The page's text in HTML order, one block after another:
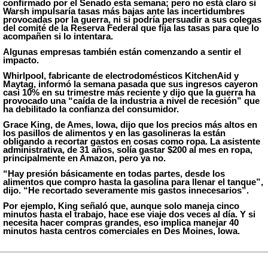
confirmado por el Senado esta semana; pero no está claro si
Warsh impulsaría tasas más bajas ante las incertidumbres
provocadas por la guerra, ni si podría persuadir a sus colegas
del comité de la Reserva Federal que fija las tasas para que lo
acompañen si lo intentara.
Algunas empresas también están comenzando a sentir el
impacto.
Whirlpool, fabricante de electrodomésticos KitchenAid y
Maytag, informó la semana pasada que sus ingresos cayeron
casi 10% en su trimestre más reciente y dijo que la guerra ha
provocado una “caída de la industria a nivel de recesión” que
ha debilitado la confianza del consumidor.
Grace King, de Ames, Iowa, dijo que los precios más altos en
los pasillos de alimentos y en las gasolineras la están
obligando a recortar gastos en cosas como ropa. La asistente
administrativa, de 31 años, solía gastar $200 al mes en ropa,
principalmente en Amazon, pero ya no.
“Hay presión básicamente en todas partes, desde los
alimentos que compro hasta la gasolina para llenar el tanque”,
dijo. “He recortado severamente mis gastos innecesarios”.
Por ejemplo, King señaló que, aunque solo maneja cinco
minutos hasta el trabajo, hace ese viaje dos veces al día. Y si
necesita hacer compras grandes, eso implica manejar 40
minutos hasta centros comerciales en Des Moines, Iowa.